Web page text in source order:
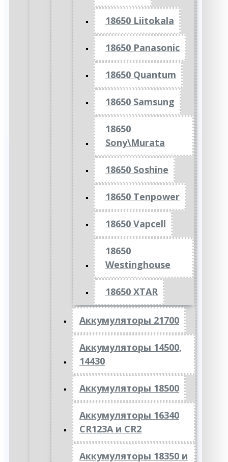
18650 Liitokala
18650 Panasonic
18650 Quantum
18650 Samsung
18650
Sony\Murata
18650 Soshine
18650 Tenpower
18650 Vapcell
18650
Westinghouse
18650 XTAR
Аккумуляторы 21700
Аккумуляторы 14500,
14430
Аккумуляторы 18500
Аккумуляторы 16340
CR123A и CR2
Аккумуляторы 18350 и